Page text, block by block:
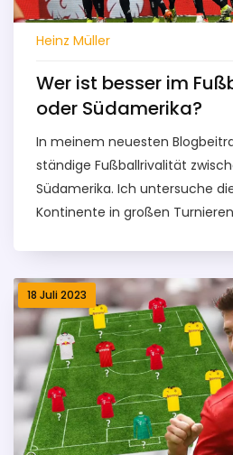
Heinz Müller
Wer ist besser im
oder Südamerika?
In meinem neuesten
ständige Fußballrivalität
Südamerika. Ich untersuche
Kontinente in großen
überlegen ist, da beide
Erfolge und Talente haben.
diese Wettbewerbsfähigkeit,
interessant und aufregend
für eine tiefergehende
kommenden Tagen
18 Juli 2023